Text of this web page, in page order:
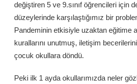
değiştiren 5 ve 9.sınıf öğrencileri için
düzeylerinde karşılaştığımız bir
Pandeminin etkisiyle uzaktan eğitime
kurallarını unutmuş, iletişim
çocuk okullara döndü.
Peki ilk 1 ayda okullarımızda neler